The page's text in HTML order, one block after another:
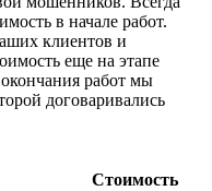
в начале работ.
клиентов и
еще на этапе
работ мы
договаривались
Стоимость